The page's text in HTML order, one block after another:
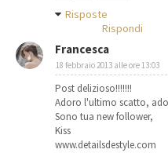
Risposte
Rispondi
Francesca
18 febbraio 2013 alle ore 13:03
Post delizioso!!!!!!!
Adoro l'ultimo scatto,
Sono tua new follower,
Kiss
www.detailsdestyle.com